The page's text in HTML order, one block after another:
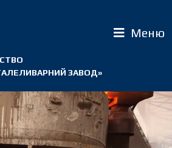
Меню
ЗАВОД»